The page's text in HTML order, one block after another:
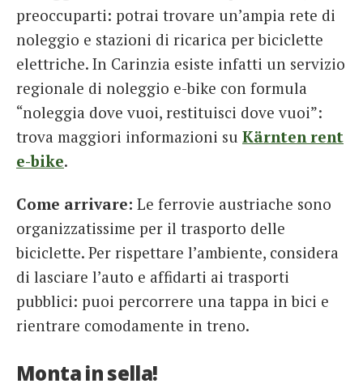
preoccuparti: potrai trovare un’ampia rete di
noleggio e stazioni di ricarica per biciclette
elettriche. In Carinzia esiste infatti un servizio
regionale di noleggio e-bike con formula
“noleggia dove vuoi, restituisci dove vuoi”:
trova maggiori informazioni su Kärnten rent
e-bike.
Come arrivare: Le ferrovie austriache sono
organizzatissime per il trasporto delle
biciclette. Per rispettare l’ambiente, considera
di lasciare l’auto e affidarti ai trasporti
pubblici: puoi percorrere una tappa in bici e
rientrare comodamente in treno.
Monta in sella!